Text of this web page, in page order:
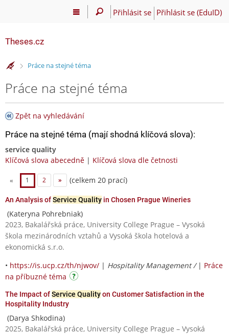
Přihlásit se Přihlásit se (EduID)
Theses.cz
>Práce na stejné téma
Práce na stejné téma
Zpět na vyhledávání
Práce na stejné téma (mají shodná klíčová slova):
service quality
Klíčová slova abecedně | Klíčová slova dle četnosti
« 1 2 » (celkem 20 prací)
An Analysis ofService Quality in Chosen Prague Wineries
(Kateryna Pohrebniak)
2023, Bakalářská práce, University College Prague – Vysoká
škola mezinárodních vztahů a Vysoká škola hotelová a
ekonomická s.r.o.
• https://is.ucp.cz/th/njwov/ | Hospitality Management / | Práce
na příbuzné téma
The Impact ofService Qualityon Customer Satisfaction in the
Hospitality Industry
(Darya Shkodina)
2025, Bakalářská práce, University College Prague – Vysoká